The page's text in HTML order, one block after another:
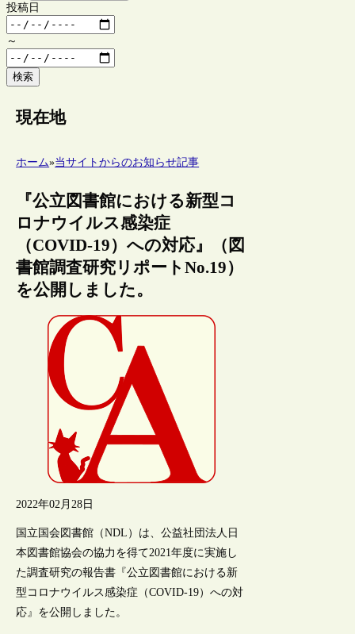
投稿日
～
検索
現在地
ホーム»当サイトからのお知らせ記事
『公立図書館における新型コ
ロナウイルス感染症
（COVID-19）への対応』（図
書館調査研究リポートNo.19）
を公開しました。
2022年02月28日
国立国会図書館（NDL）は、公益社団法人日
本図書館協会の協力を得て2021年度に実施し
た調査研究の報告書『公立図書館における新
型コロナウイルス感染症（COVID-19）への対
応』を公開しました。